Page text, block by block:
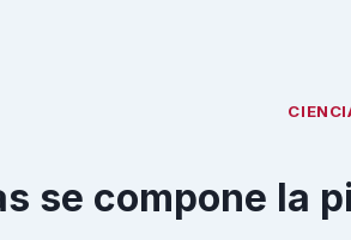
se compone la